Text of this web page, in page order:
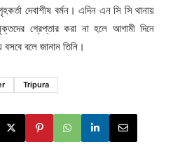
দেবাশীষ বর্মন। এদিন এন সি সি থানায়
গ্রেপ্তার করা না হলে আগামী দিনে
বসবে বলে জানান তিনি।
Tripura